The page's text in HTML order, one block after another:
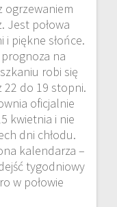
ogrzewaniem
Jest połowa
i piękne słońce.
na
robi się
22 do 19 stopni.
oficjalnie
kwietnia i nie
dni chłodu.
kalendarza –
tygodniowy
w połowie